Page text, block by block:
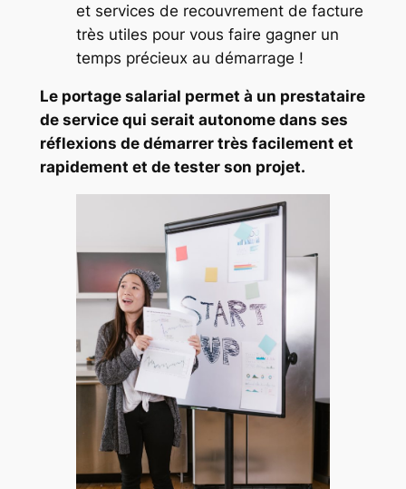
et services de recouvrement de facture
très utiles pour vous faire gagner un
temps précieux au démarrage !
Le portage salarial permet à un prestataire
de service qui serait autonome dans ses
réflexions de démarrer très facilement et
rapidement et de tester son projet.